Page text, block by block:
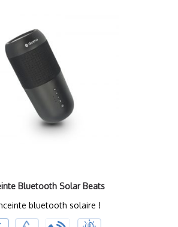
Bluetooth Solar Beats
bluetooth solaire !